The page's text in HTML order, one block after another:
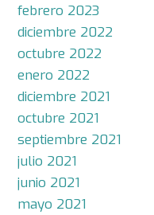
febrero 2023
diciembre 2022
octubre 2022
enero 2022
diciembre 2021
octubre 2021
septiembre 2021
julio 2021
junio 2021
mayo 2021